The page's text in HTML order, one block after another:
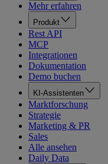
Mehr erfahren
Produkt
Rest API
MCP
Integrationen
Dokumentation
Demo buchen
KI-Assistenten
Marktforschung
Strategie
Marketing & PR
Sales
Alle ansehen
Daily Data